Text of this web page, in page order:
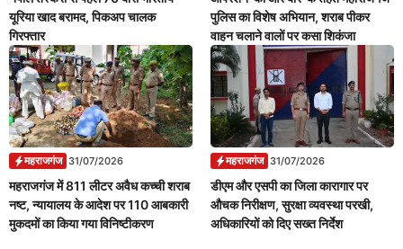
यूरिया खाद बरामद, पिकअप चालक
गिरफ्तार
पुलिस का विशेष अभियान, शराब पीकर
वाहन चलाने वालों पर कसा शिकंजा
महराजगंज 31/07/2026
महराजगंज में 811 लीटर अवैध कच्ची शराब
नष्ट, न्यायालय के आदेश पर 110 आबकारी
मुकदमों का किया गया विनिष्टीकरण
महराजगंज 31/07/2026
डीएम और एसपी का जिला कारागार पर
औचक निरीक्षण, सुरक्षा व्यवस्था परखी,
अधिकारियों को दिए सख्त निर्देश